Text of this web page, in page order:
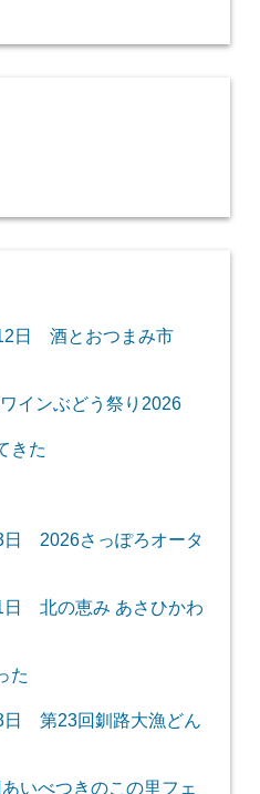
日 酒とおつまみ市
インぶどう祭り2026
きた
日 2026さっぽろオータ
日 北の恵み あさひかわ
た
日 第23回釧路大漁どん
いべつきのこの里フェ